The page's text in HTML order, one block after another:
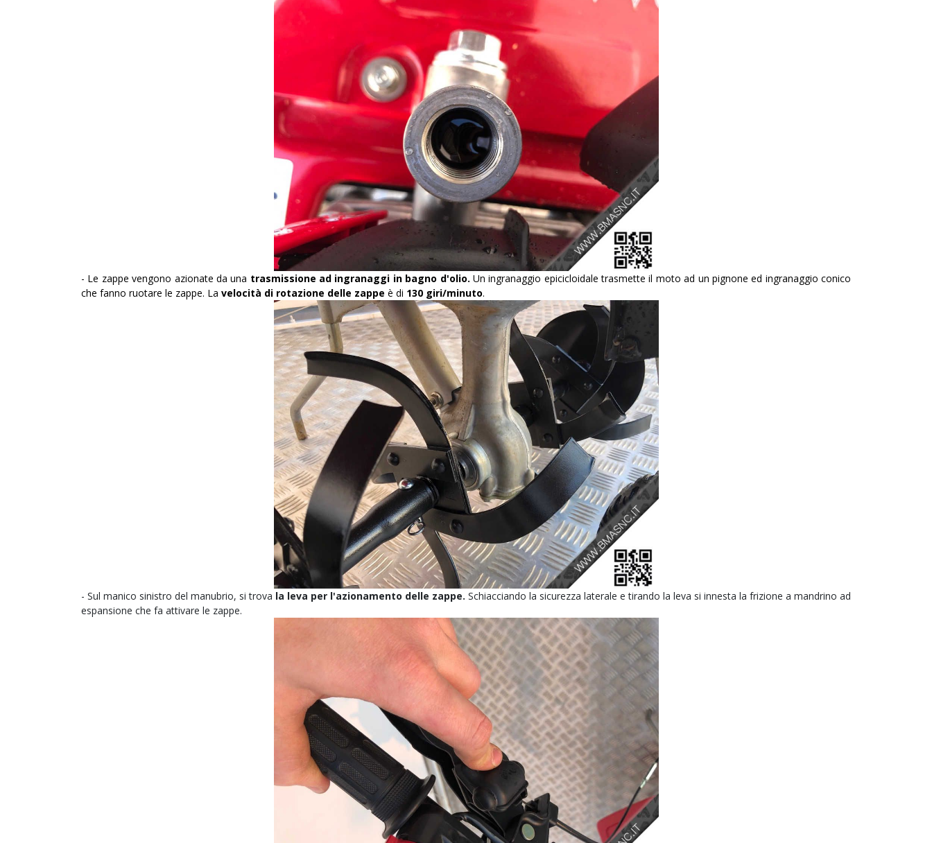
- Le zappe vengono azionate da una trasmissione ad ingranaggi in bagno d'olio. Un ingranaggio epicicloidale trasmette il moto ad un pignone ed ingranaggio conico
che fanno ruotare le zappe. La velocità di rotazione delle zappe è di 130 giri/minuto.
- Sul manico sinistro del manubrio, si trova la leva per l'azionamento delle zappe. Schiacciando la sicurezza laterale e tirando la leva si innesta la frizione a mandrino ad
espansione che fa attivare le zappe.